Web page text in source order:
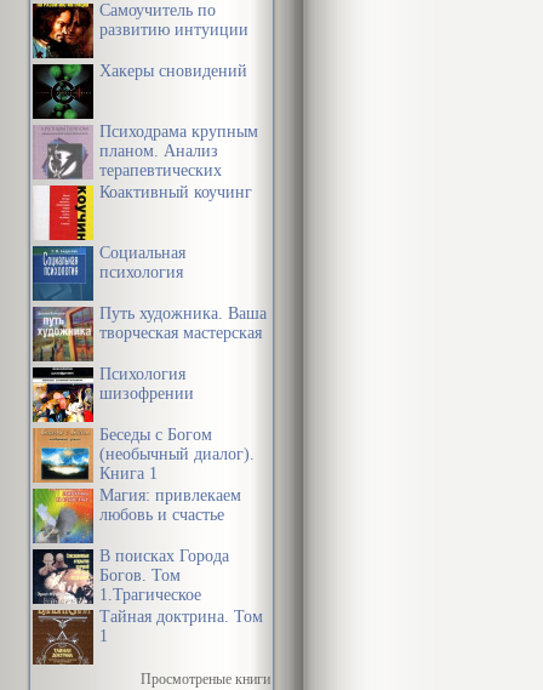
Самоучитель по
развитию интуиции
Хакеры сновидений
Психодрама крупным
планом. Анализ
терапевтических
механизмов
Коактивный коучинг
Социальная
психология
Путь художника. Ваша
творческая мастерская
Психология
шизофрении
Беседы с Богом
(необычный диалог).
Книга 1
Магия: привлекаем
любовь и счастье
В поисках Города
Богов. Том
1.Трагическое
послание древних.
Тайная доктрина. Том
1
Просмотреные книги